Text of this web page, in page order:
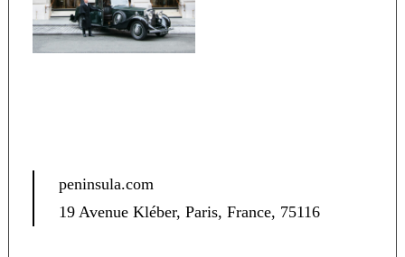
peninsula.com
19 Avenue Kléber, Paris, France, 75116